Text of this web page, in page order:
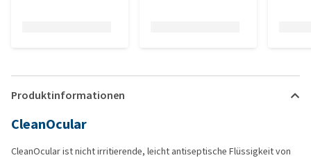
Produktinformationen
CleanOcular
CleanOcular ist nicht irritierende, leicht antiseptische Flüssigkeit von